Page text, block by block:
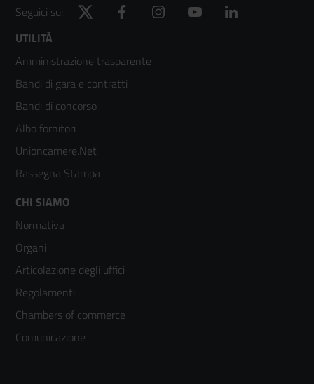
Seguici su:
Twitter Facebook Instagram YouTube
Footer
menù
colonna
2
UTILITÀ
Amministrazione trasparente
Bandi di gara e contratti
Bandi di concorso
Albo fornitori
Unioncamere.Net
Rassegna Stampa
Footer
menù
colonna
3
CHI SIAMO
Normativa
Organi
Articolazione degli uffici
Regolamenti
Chambers of commerce
Comunicazione